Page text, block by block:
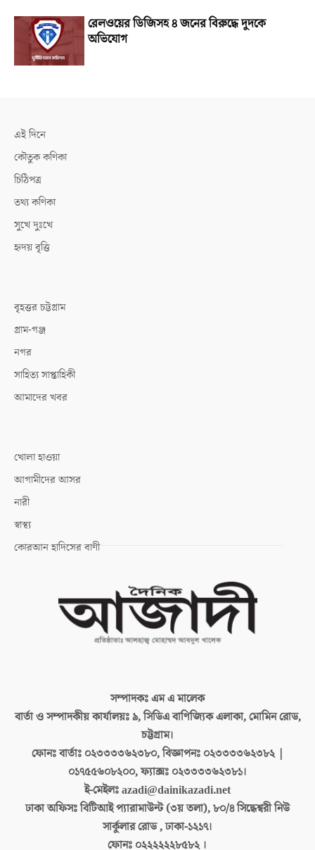
রেলওয়ের ডিজিসহ ৪ জনের বিরুদ্ধে দুদকে
অভিযোগ
এই দিনে
কৌতুক কণিকা
চিঠিপত্র
তথ্য কণিকা
সুখে দুঃখে
হৃদয় বৃত্তি
বৃহত্তর চট্টগ্রাম
গ্রাম-গঞ্জ
নগর
সাহিত্য সাপ্তাহিকী
আমাদের খবর
খোলা হাওয়া
আগামীদের আসর
নারী
স্বাস্থ্য
কোরআন হাদিসের বাণী
সম্পাদকঃএম এ মালেক
বার্তা ও সম্পাদকীয় কার্যালয়ঃ৯, সিডিএ বাণিজ্যিক এলাকা, মোমিন রোড,
চট্টগ্রাম।
ফোনঃ বার্তাঃ ০২৩৩৩৩৬২৩৮০, বিজ্ঞাপনঃ ০২৩৩৩৩৬২৩৮২ |
০১৭৫৫৬০৮২০০, ফ্যাক্সঃ ০২৩৩৩৩৬২৩৮১।
ই-মেইলঃazadi@dainikazadi.net
ঢাকা অফিসঃবিটিআই প্যারামাউন্ট (৩য় তলা), ৮০/৪ সিদ্ধেশ্বরী নিউ
সার্কুলার রোড , ঢাকা-১২১৭।
ফোনঃ ০২২২২২২৮৫৮২ ।